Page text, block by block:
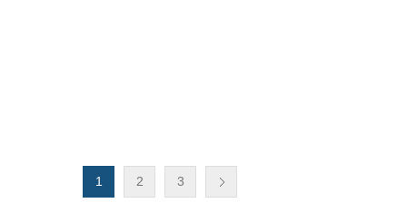
1 2 3